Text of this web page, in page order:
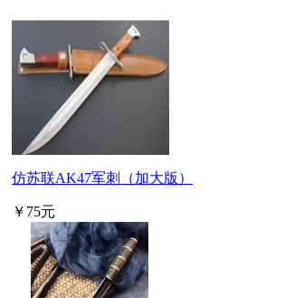
仿苏联AK47军刺（加大版）
￥75元